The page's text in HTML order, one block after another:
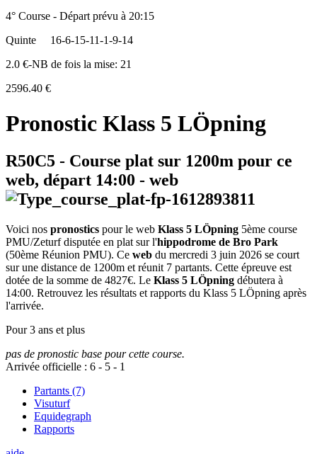
4° Course - Départ prévu à 20:15
Quinte
16-6-15-11-1-9-14
2.0 €-NB de fois la mise: 21
2596.40 €
Pronostic Klass 5 LÖpning
R50C5 - Course plat sur 1200m pour ce
web, départ 14:00 - web
Voici nos pronostics pour le web Klass 5 LÖpning 5ème course
PMU/Zeturf disputée en plat sur l'hippodrome de Bro Park
(50ème Réunion PMU). Ce web du mercredi 3 juin 2026 se court
sur une distance de 1200m et réunit 7 partants. Cette épreuve est
dotée de la somme de 4827€. Le Klass 5 LÖpning débutera à
14:00. Retrouvez les résultats et rapports du Klass 5 LÖpning après
l'arrivée.
Pour 3 ans et plus
pas de pronostic base pour cette course.
Arrivée officielle : 6 - 5 - 1
Partants (7)
Visuturf
Equidegraph
Rapports